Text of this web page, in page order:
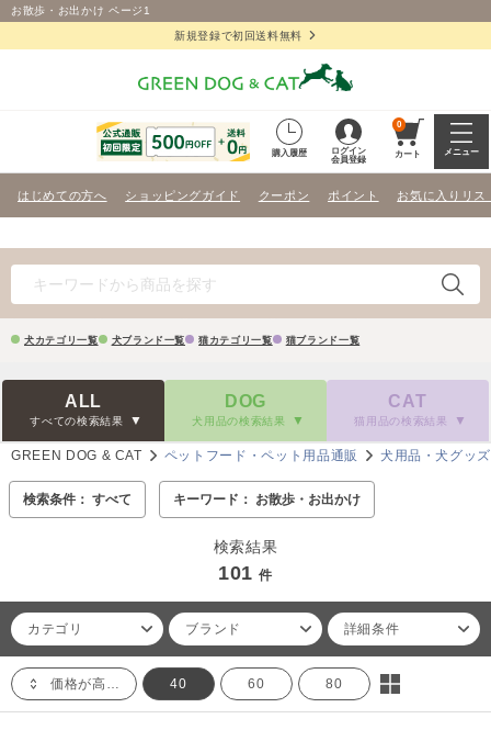
お散歩・お出かけ ページ1
新規登録で初回送料無料
購入履歴
ログイン
会員登録
0
カート メニュー
はじめての方へ ショッピングガイド クーポン ポイント お気に入りリス
犬カテゴリ一覧 犬ブランド一覧 猫カテゴリ一覧 猫ブランド一覧
ALL
すべての検索結果
DOG
犬用品の検索結果
CAT
猫用品の検索結果
GREEN DOG & CAT ペットフード・ペット用品通販 犬用品・犬グッズ
検索条件： すべて キーワード： お散歩・お出かけ
検索結果
101 件
カテゴリ ブランド 詳細条件
価格が高い順 40 60 80